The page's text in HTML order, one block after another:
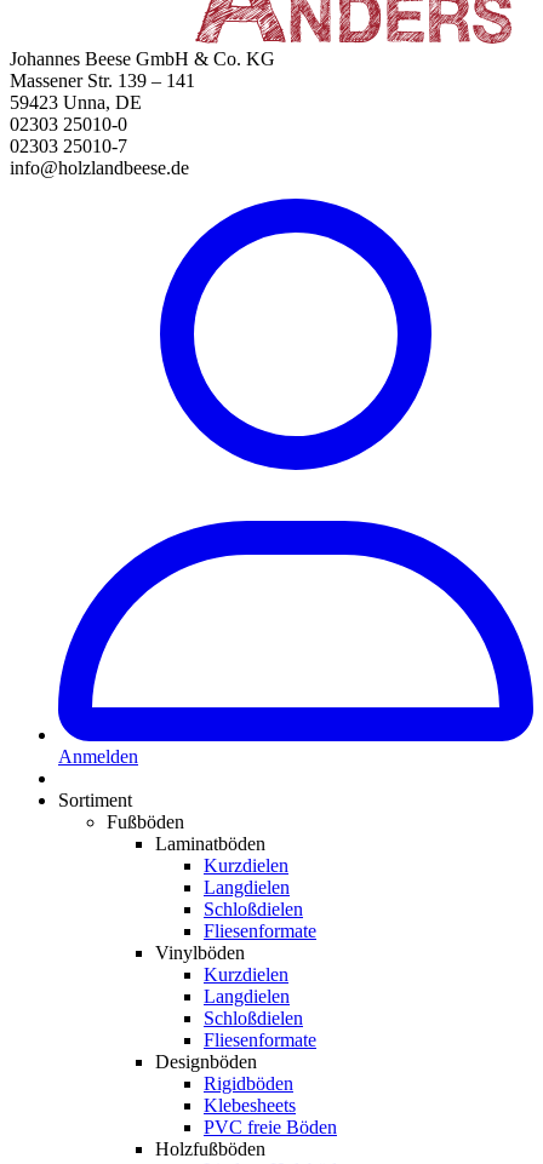
Johannes Beese GmbH & Co. KG
Massener Str. 139 – 141
59423 Unna, DE
02303 25010-0
02303 25010-7
info@holzlandbeese.de
Anmelden
Sortiment
Fußböden
Laminatböden
Kurzdielen
Langdielen
Schloßdielen
Fliesenformate
Vinylböden
Kurzdielen
Langdielen
Schloßdielen
Fliesenformate
Designböden
Rigidböden
Klebesheets
PVC freie Böden
Holzfußböden